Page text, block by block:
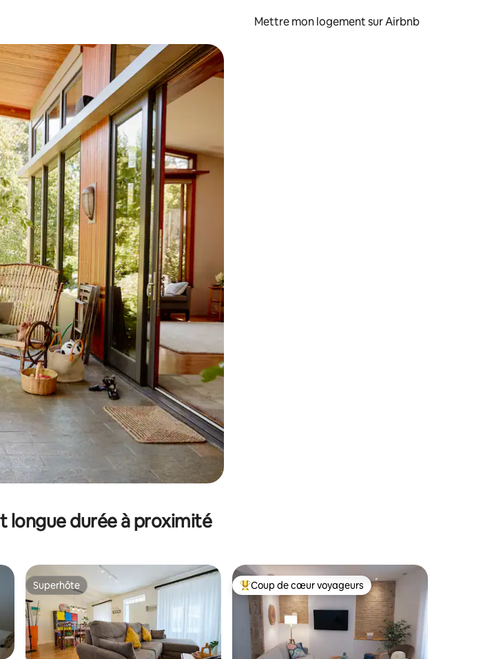
Mettre mon logement sur Airbnb
les parcourir ou en appuyant et en faisant glisser.
longue durée à proximité
Superhôte
Superhôte Coups de cœur voyageurs les plus appréciés
Coup de cœur voyageurs